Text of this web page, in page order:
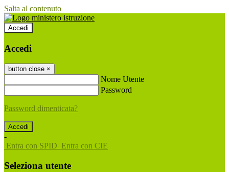
Salta al contenuto
Accedi
Accedi
button close ×
Nome Utente
Password
Password dimenticata?
-
Entra con SPID Entra con CIE
Seleziona utente